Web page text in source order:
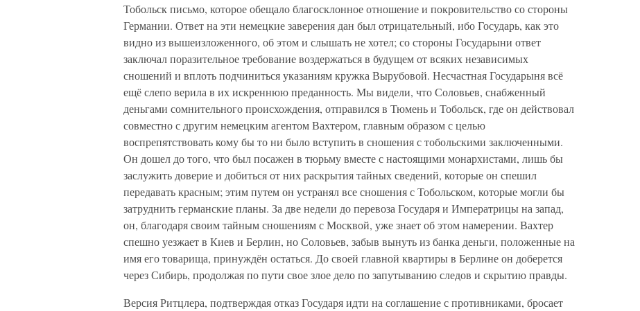
Тобольск письмо, которое обещало благосклонное отношение и покровительство со стороны
Германии. Ответ на эти немецкие заверения дан был отрицательный, ибо Государь, как это
видно из вышеизложенного, об этом и слышать не хотел; со стороны Государыни ответ
заключал поразительное требование воздержаться в будущем от всяких независимых
сношений и вплоть подчиниться указаниям кружка Вырубовой. Несчастная Государыня всё
ещё слепо верила в их искреннюю преданность. Мы видели, что Соловьев, снабженный
деньгами сомнительного происхождения, отправился в Тюмень и Тобольск, где он действовал
совместно с другим немецким агентом Вахтером, главным образом с целью
воспрепятствовать кому бы то ни было вступить в сношения с тобольскими заключенными.
Он дошел до того, что был посажен в тюрьму вместе с настоящими монархистами, лишь бы
заслужить доверие и добиться от них раскрытия тайных сведений, которые он спешил
передавать красным; этим путем он устранял все сношения с Тобольском, которые могли бы
затруднить германские планы. За две недели до перевоза Государя и Императрицы на запад,
он, благодаря своим тайным сношениям с Москвой, уже знает об этом намерении. Вахтер
спешно уезжает в Киев и Берлин, но Соловьев, забыв вынуть из банка деньги, положенные на
имя его товарища, принуждён остаться. До своей главной квартиры в Берлине он доберется
через Сибирь, продолжая по пути свое злое дело по запутыванию следов и скрытию правды.
Версия Ритцлера, подтверждая отказ Государя идти на соглашение с противниками, бросает